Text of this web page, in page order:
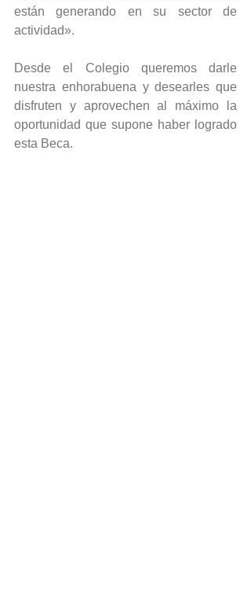
están generando en su sector de
actividad».
Desde el Colegio queremos darle
nuestra enhorabuena y desearles que
disfruten y aprovechen al máximo la
oportunidad que supone haber logrado
esta Beca.